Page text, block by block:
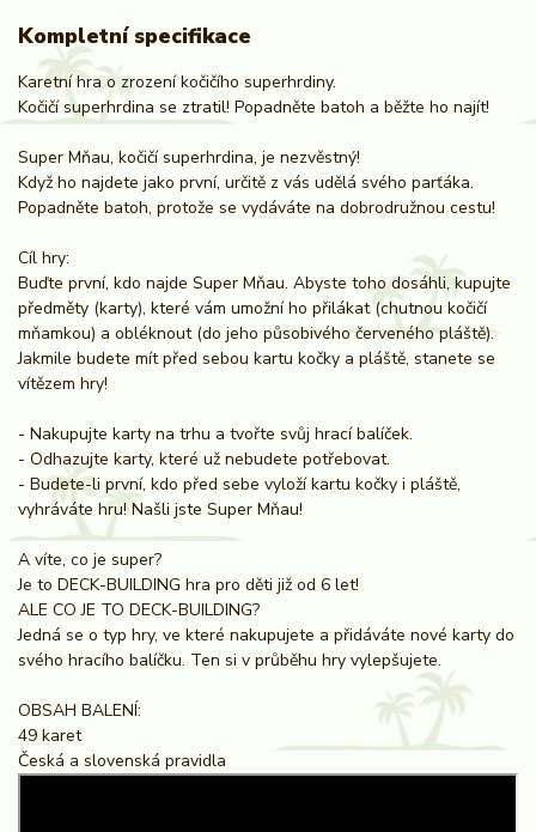
Kompletní specifikace
Karetní hra o zrození kočičího superhrdiny.
Kočičí superhrdina se ztratil! Popadněte batoh a běžte ho najít!
Super Mňau, kočičí superhrdina, je nezvěstný!
Když ho najdete jako první, určitě z vás udělá svého parťáka.
Popadněte batoh, protože se vydáváte na dobrodružnou cestu!
Cíl hry:
Buďte první, kdo najde Super Mňau. Abyste toho dosáhli, kupujte
předměty (karty), které vám umožní ho přilákat (chutnou kočičí
mňamkou) a obléknout (do jeho působivého červeného pláště).
Jakmile budete mít před sebou kartu kočky a pláště, stanete se
vítězem hry!
- Nakupujte karty na trhu a tvořte svůj hrací balíček.
- Odhazujte karty, které už nebudete potřebovat.
- Budete-li první, kdo před sebe vyloží kartu kočky i pláště,
vyhráváte hru! Našli jste Super Mňau!
A víte, co je super?
Je to DECK-BUILDING hra pro děti již od 6 let!
ALE CO JE TO DECK-BUILDING?
Jedná se o typ hry, ve které nakupujete a přidáváte nové karty do
svého hracího balíčku. Ten si v průběhu hry vylepšujete.
OBSAH BALENÍ:
49 karet
Česká a slovenská pravidla